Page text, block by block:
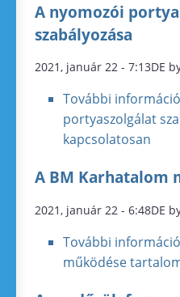
A nyomozói
szabályozása
2021, január 22 - 7:13DE
További információ
portyaszolgálat
kapcsolatosan
A BM Karhatalom
2021, január 22 - 6:48DE
További információ
működése